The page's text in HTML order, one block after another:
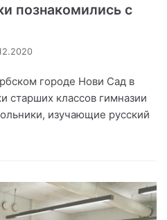
познакомились с
городе Нови Сад в
старших классов гимназии
изучающие русский